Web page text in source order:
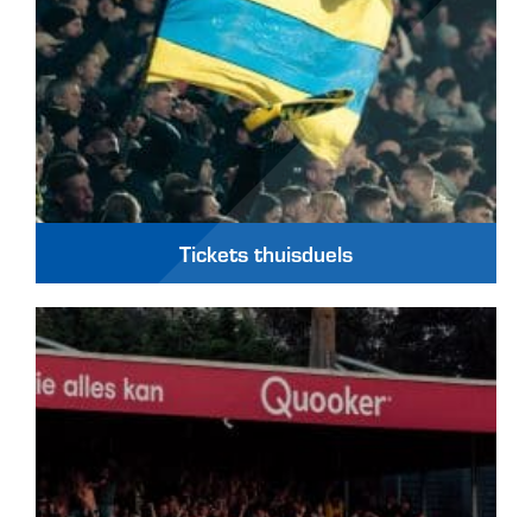
Tickets thuisduels